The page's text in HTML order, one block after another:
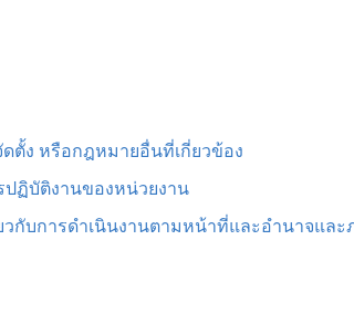
ตั้ง หรือกฎหมายอื่นที่เกี่ยวข้อง
ปฏิบัติงานของหน่วยงาน
กับการดำเนินงานตามหน้าที่และอำนาจแล